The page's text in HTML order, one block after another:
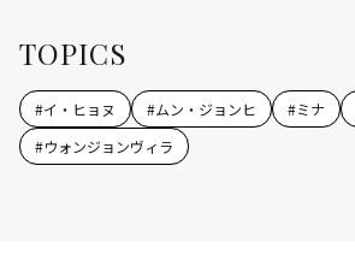
TOPICS
#イ・ヒョヌ #ムン・ジョンヒ #ミナ
#ウォンジョンヴィラ